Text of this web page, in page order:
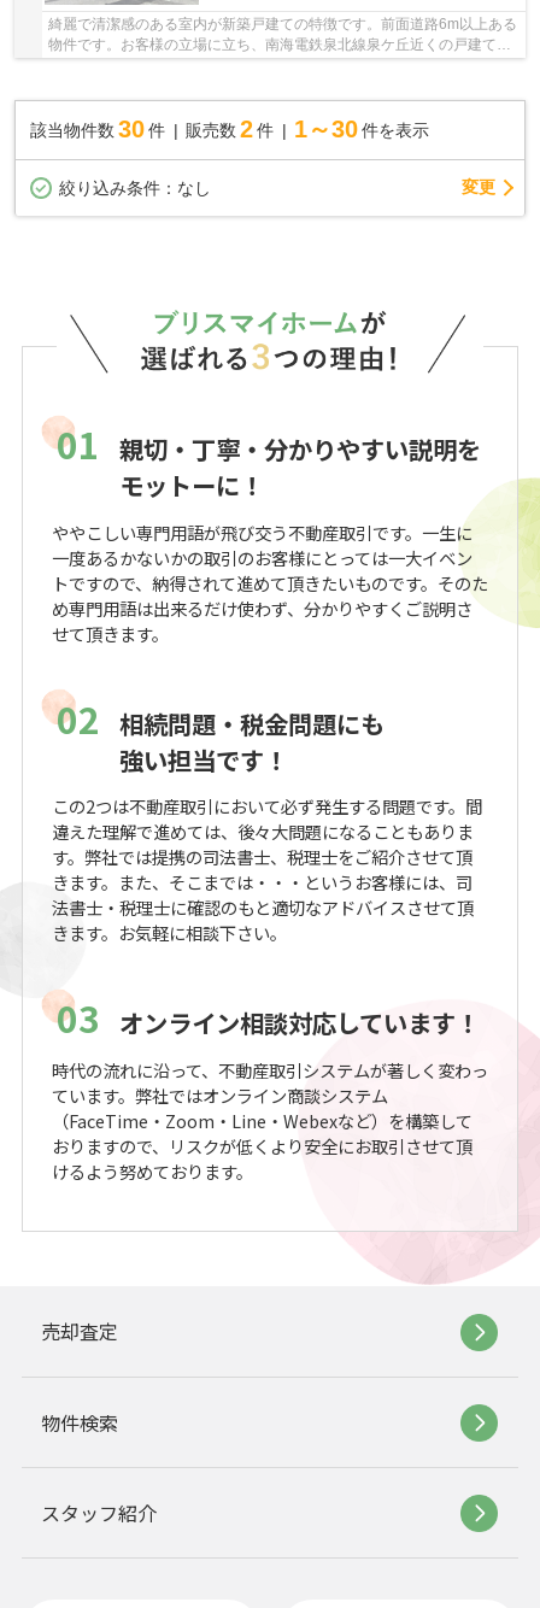
綺麗で清潔感のある室内が新築戸建ての特徴です。前面道路6m以上ある
物件です。お客様の立場に立ち、南海電鉄泉北線泉ケ丘近くの戸建てを
お探しします。ご連絡は072-267-4011、info@bl...
該当物件数 30件 販売数 2 件 1～30 件を表示
絞り込み条件： なし 変更
01
親切・丁寧・分かりやすい説明を
モットーに！
ややこしい専門用語が飛び交う不動産取引です。一生に
一度あるかないかの取引のお客様にとっては一大イベン
トですので、納得されて進めて頂きたいものです。そのた
め専門用語は出来るだけ使わず、分かりやすくご説明さ
せて頂きます。
02 相続問題・税金問題にも
強い担当です！
この2つは不動産取引において必ず発生する問題です。間
違えた理解で進めては、後々大問題になることもありま
す。弊社では提携の司法書士、税理士をご紹介させて頂
きます。また、そこまでは・・・というお客様には、司
法書士・税理士に確認のもと適切なアドバイスさせて頂
きます。お気軽に相談下さい。
03 オンライン相談対応しています！
時代の流れに沿って、不動産取引システムが著しく変わっ
ています。弊社ではオンライン商談システム
（FaceTime・Zoom・Line・Webexなど）を構築して
おりますので、リスクが低くより安全にお取引させて頂
けるよう努めております。
売却査定
物件検索
スタッフ紹介